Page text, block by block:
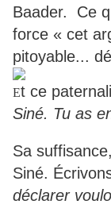
Baader. Ce
force « cet
pitoyable...
Et ce
Siné. Tu as
Sa
Siné.
déclarer